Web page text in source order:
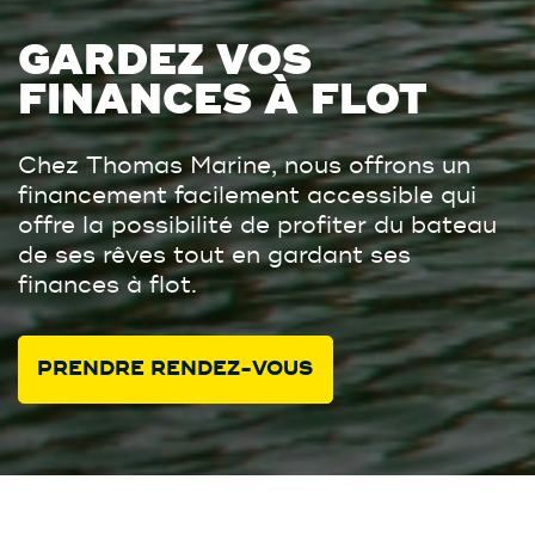
GARDEZ VOS
FINANCES À FLOT
Chez Thomas Marine, nous offrons un
financement facilement accessible qui
offre la possibilité de profiter du bateau
de ses rêves tout en gardant ses
finances à flot.
PRENDRE RENDEZ-VOUS